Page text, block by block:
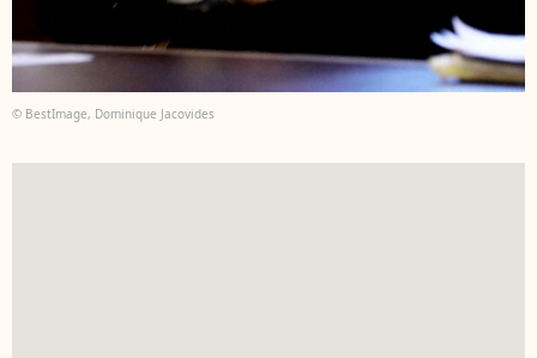
© BestImage, Dominique Jacovides